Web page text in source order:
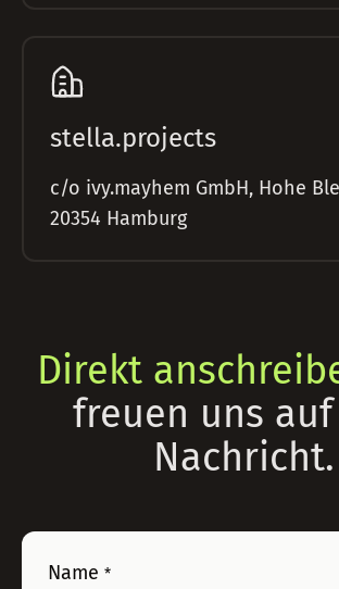
stella.projects
c/o ivy.mayhem GmbH, Hohe
20354 Hamburg
Direkt
freuen uns
Nachricht.
Name *